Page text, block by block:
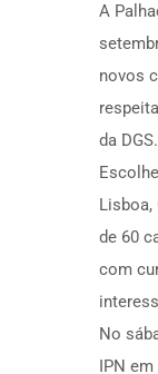
A
novos
da DGS.
Lisboa,
de 60
com
No
IPN